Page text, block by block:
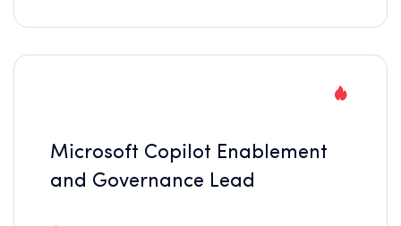
Microsoft Copilot Enablement
and Governance Lead